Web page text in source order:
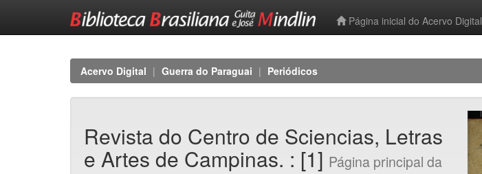
Página inicial do Acervo Digital
Acervo Digital Guerra do Paraguai Periódicos
Revista do Centro de Sciencias, Letras
e Artes de Campinas. : [1] Página principal da